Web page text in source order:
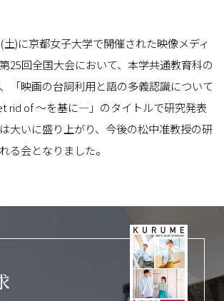
)に京都女子大学で開催された映像メディ
25回全国大会において、本学共通教育科の
「映画の台詞利用と語の多義認識について
rid of ～を基に―」のタイトルで研究発表
大いに盛り上がり、今後の松中准教授の研
る会となりました。